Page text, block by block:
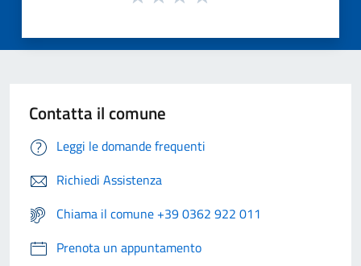
Contatta il comune
Leggi le domande frequenti
Richiedi Assistenza
Chiama il comune +39 0362 922 011
Prenota un appuntamento